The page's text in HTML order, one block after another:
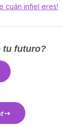
cuán infiel eres!
tu futuro?